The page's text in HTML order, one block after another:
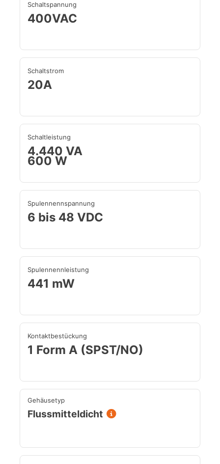
Schaltspannung
400VAC
Schaltstrom
20A
Schaltleistung
4.440 VA
600 W
Spulennennspannung
6 bis 48 VDC
Spulennennleistung
441 mW
Kontaktbestückung
1 Form A (SPST/NO)
Gehäusetyp
Flussmitteldicht